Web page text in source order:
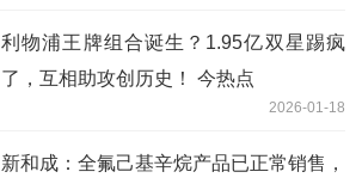
利物浦王牌组合诞生？1.95亿双星踢疯
了，互相助攻创历史！ 今热点
2026-01-18
新和成：全氟己基辛烷产品已正常销售，